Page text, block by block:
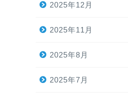
2025年12月
2025年11月
2025年8月
2025年7月